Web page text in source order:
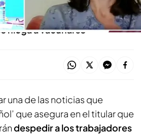
no es legal despedir a un
niega a vacunarse”
una de las noticias que
que asegura en el titular que
despedir a los trabajadores